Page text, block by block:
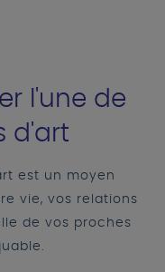
l'une de
d'art
est un moyen
vie, vos relations
de vos proches